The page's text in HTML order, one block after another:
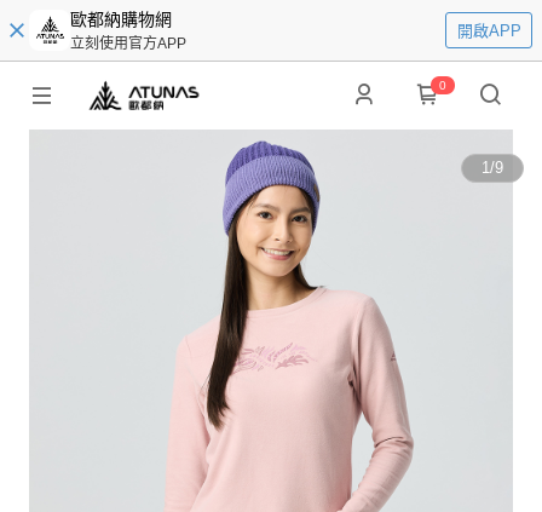
歐都納購物網
立刻使用官方APP
開啟APP
0
1/9